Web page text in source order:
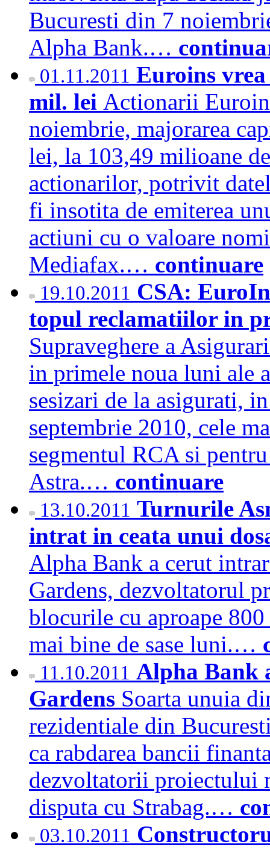
Bucuresti din 7
Alpha Bank.…
01.11.2011 Euroins
mil. lei Actionarii
noiembrie, majorarea
lei, la 103,49 milioane
actionarilor, potrivit
fi insotita de emiterea
actiuni cu o valoare
Mediafax.… continuare
19.10.2011 CSA:
topul reclamatiilor in
Supraveghere a
in primele noua luni ale
sesizari de la asigurati,
septembrie 2010, cele
segmentul RCA si
Astra.… continuare
13.10.2011 Turnurile
intrat in ceata unui
Alpha Bank a cerut
Gardens, dezvoltatorul
blocurile cu aproape 800
mai bine de sase luni.…
11.10.2011 Alpha Bank
Gardens Soarta unuia
rezidentiale din
ca rabdarea bancii
dezvoltatorii proiectului
disputa cu Strabag.…
03.10.2011